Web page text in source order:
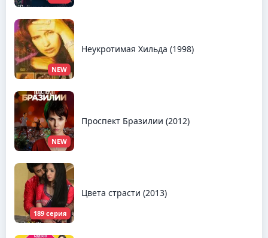
NEW
Неукротимая Хильда (1998)
NEW
Проспект Бразилии (2012)
189 серия
Цвета страсти (2013)